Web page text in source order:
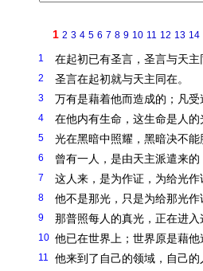
1 2 3 4 5 6 7 8 9 10 11 12 13 14
1 在起初已有圣言，圣言与天
2 圣言在起初就与天主同在。
3 万有是藉着他而造成的；凡
4 在他内有生命，这生命是人的
5 光在黑暗中照耀，黑暗决不能
6 曾有一人，是由天主派遣来
7 这人来，是为作证，为给光
8 他不是那光，只是为给那光作
9 那普照每人的真光，正在进入
10 他已在世界上；世界原是藉
11 他来到了自己的领域，自己